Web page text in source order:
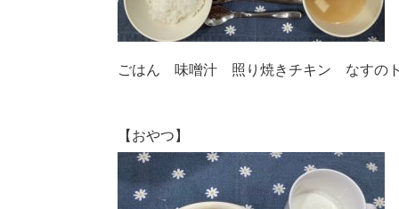
ごはん 味噌汁 照り焼きチキン なすの
【おやつ】